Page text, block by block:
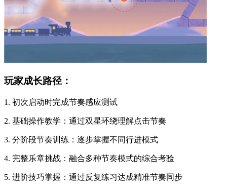
玩家成长路径：
1. 初次启动时完成节奏感应测试
2. 基础操作教学：通过双星环绕理解点击节奏
3. 分阶段节奏训练：逐步掌握不同行进模式
4. 完整乐章挑战：融合多种节奏模式的综合考验
5. 进阶技巧掌握：通过反复练习达成精准节奏同步